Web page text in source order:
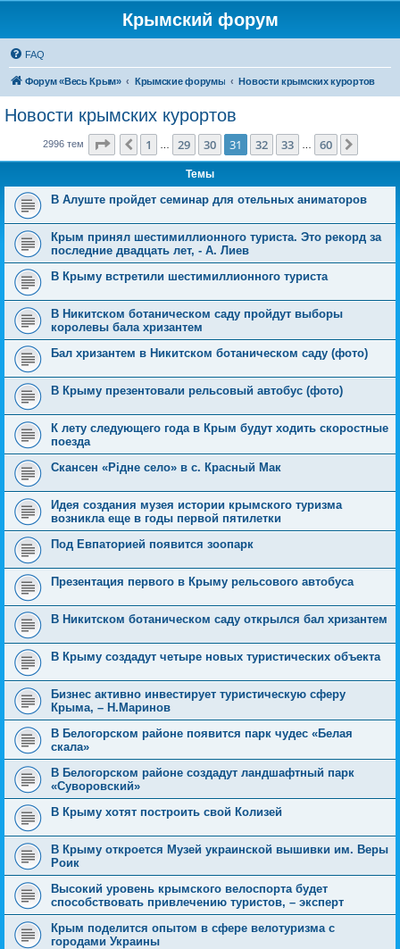
Крымский форум
FAQ
Форум «Весь Крым» Крымские форумы Новости крымских курортов
Новости крымских курортов
2996 тем Страница 31из 60
Пред.
1 29 30 31 32 33 60
Темы
В Алуште пройдет семинар для отельных аниматоров
Крым принял шестимиллионного туриста. Это рекорд за
последние двадцать лет, - А. Лиев
В Крыму встретили шестимиллионного туриста
В Никитском ботаническом саду пройдут выборы
королевы бала хризантем
Бал хризантем в Никитском ботаническом саду (фото)
В Крыму презентовали рельсовый автобус (фото)
К лету следующего года в Крым будут ходить скоростные
поезда
Скансен «Рідне село» в с. Красный Мак
Идея создания музея истории крымского туризма
возникла еще в годы первой пятилетки
Под Евпаторией появится зоопарк
Презентация первого в Крыму рельсового автобуса
В Никитском ботаническом саду открылся бал хризантем
В Крыму создадут четыре новых туристических объекта
Бизнес активно инвестирует туристическую сферу
Крыма, – Н.Маринов
В Белогорском районе появится парк чудес «Белая
скала»
В Белогорском районе создадут ландшафтный парк
«Суворовский»
В Крыму хотят построить свой Колизей
В Крыму откроется Музей украинской вышивки им. Веры
Роик
Высокий уровень крымского велоспорта будет
способствовать привлечению туристов, – эксперт
Крым поделится опытом в сфере велотуризма с
городами Украины